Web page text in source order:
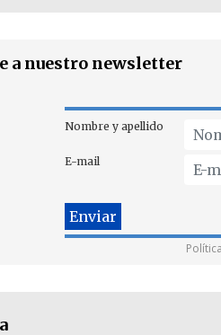
a nuestro newsletter
Nombre y apellido
E-mail